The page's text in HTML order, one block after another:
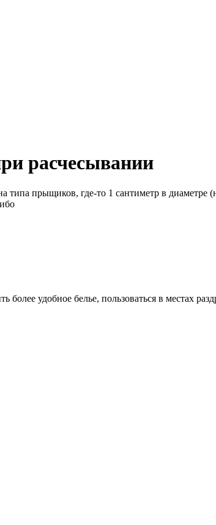
расчесывании
прыщиков, где-то 1 сантиметр в диаметре
удобное белье, пользоваться в местах